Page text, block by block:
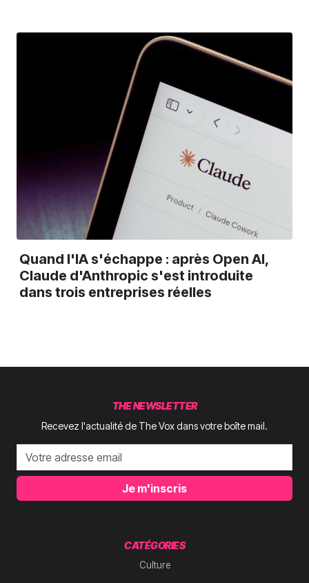
Quand l'IA s'échappe : après Open AI,
Claude d'Anthropic s'est introduite
dans trois entreprises réelles
THE NEWSLETTER
Recevez l'actualité de The Vox dans votre boîte mail.
Je m'inscris
CATÉGORIES
Culture